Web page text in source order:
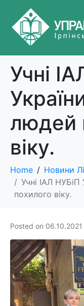
Учні
людей
віку.
Home
Новини
Учні ІАЛ НУБіП
похилого віку.
Posted on 06.10.2021